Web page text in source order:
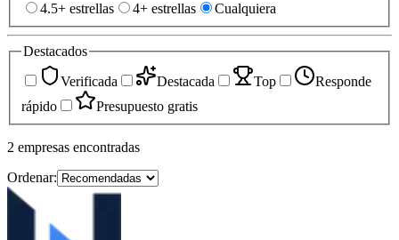
4.5+ estrellas
4+ estrellas Cualquiera
Destacados
Verificada
Destacada Top
Responde
rápido
Presupuesto gratis
2 empresas encontradas
Ordenar: